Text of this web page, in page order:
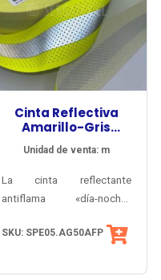
Cinta Reflectiva
Amarillo-Gris
Antiflama
Perforada
Unidad de venta: m
La cinta reflectante
antiflama «día-noche»
SPE05.AG50AFP ofrece
nocturna de alto
noche» Visioner® se
cuerpo reflectante bicolor,
SKU: SPE05.AG50AFP